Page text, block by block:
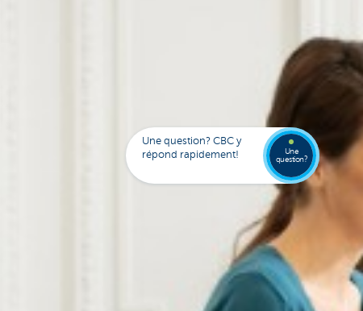
Une question? CBC y
répond rapidement!
Une
question?
agence